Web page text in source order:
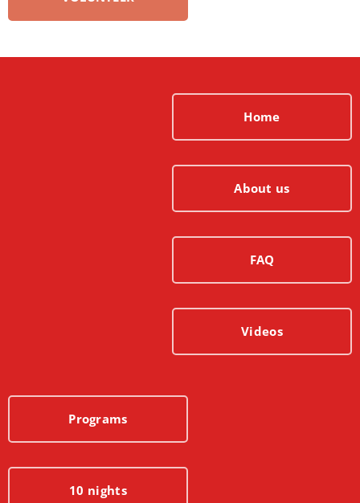
Home
About us
FAQ
Videos
Programs
10 nights